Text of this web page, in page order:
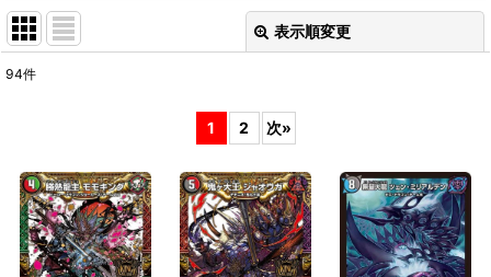
表示順変更
絞り込む
94件
1 2 次»